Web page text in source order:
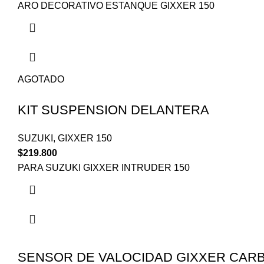
ARO DECORATIVO ESTANQUE GIXXER 150
AGOTADO
KIT SUSPENSION DELANTERA
SUZUKI , GIXXER 150
$219.800
PARA SUZUKI GIXXER INTRUDER 150
SENSOR DE VALOCIDAD GIXXER